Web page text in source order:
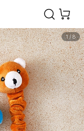
1/8